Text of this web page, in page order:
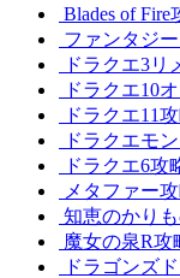
Blades of Fire
ファンタジ
ドラクエ3リ
ドラクエ10
ドラクエ11
ドラクエモ
ドラクエ6攻
メタファー
知恵のかり
魔女の泉R攻
ドラゴンズ